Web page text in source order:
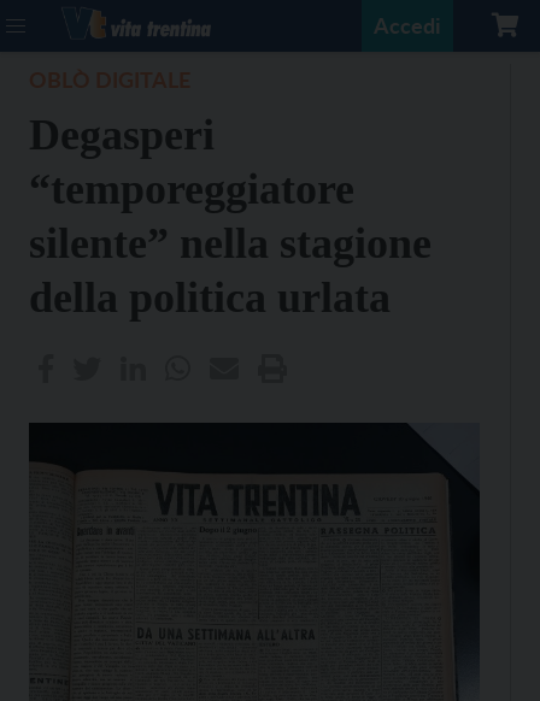
Accedi
Degasperi
“temporeggiatore
silente” nella stagione
della politica urlata